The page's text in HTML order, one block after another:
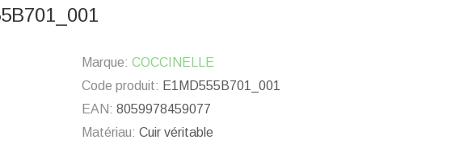
Marque: COCCINELLE
Code produit: E1MD555B701_001
EAN: 8059978459077
Matériau: Cuir véritable